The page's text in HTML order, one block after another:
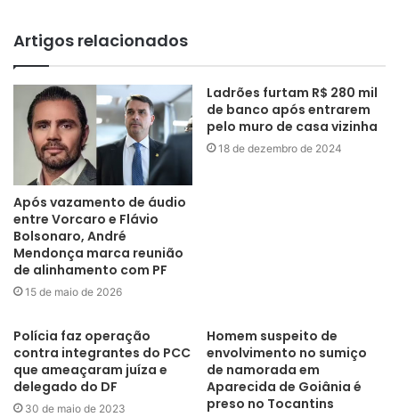
Artigos relacionados
Após vazamento de áudio
entre Vorcaro e Flávio
Bolsonaro, André
Mendonça marca reunião
de alinhamento com PF
15 de maio de 2026
Ladrões furtam R$ 280 mil
de banco após entrarem
pelo muro de casa vizinha
18 de dezembro de 2024
Polícia faz operação
contra integrantes do PCC
que ameaçaram juíza e
delegado do DF
30 de maio de 2023
Homem suspeito de
envolvimento no sumiço
de namorada em
Aparecida de Goiânia é
preso no Tocantins